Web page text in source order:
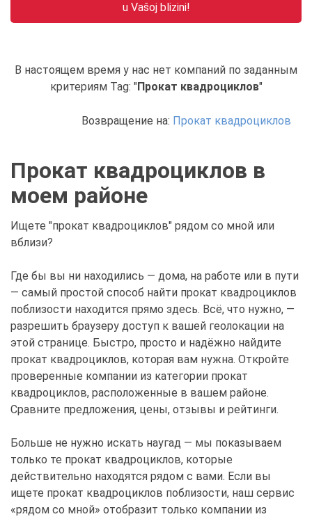
u Vašoj blizini!
В настоящем время у нас нет компаний по заданным
критериям Tag: "Прокат квадроциклов"
Возвращение на: Прокат квадроциклов
Прокат квадроциклов в
моем районе
Ищете "прокат квадроциклов" рядом со мной или
вблизи?
Где бы вы ни находились — дома, на работе или в пути
— самый простой способ найти прокат квадроциклов
поблизости находится прямо здесь. Всё, что нужно, —
разрешить браузеру доступ к вашей геолокации на
этой странице. Быстро, просто и надёжно найдите
прокат квадроциклов, которая вам нужна. Откройте
проверенные компании из категории прокат
квадроциклов, расположенные в вашем районе.
Сравните предложения, цены, отзывы и рейтинги.
Больше не нужно искать наугад — мы показываем
только те прокат квадроциклов, которые
действительно находятся рядом с вами. Если вы
ищете прокат квадроциклов поблизости, наш сервис
«рядом со мной» отобразит только компании из